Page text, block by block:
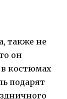
также не
он
костюмах
подарят